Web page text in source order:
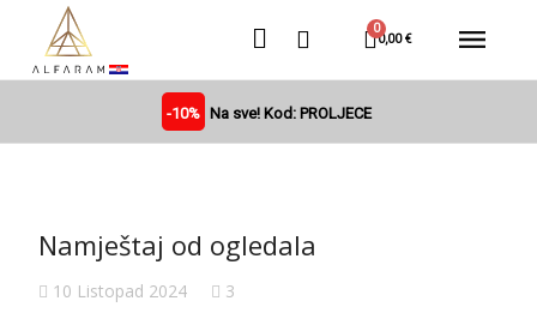
0,00 €
-10% Na sve! Kod: PROLJECE
Namještaj od ogledala
10 Listopad 2024 3